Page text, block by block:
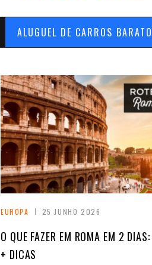
ALUGUEL DE CARROS
EUROPA 25 JUNHO 2026
O QUE FAZER EM ROMA EM 2
+ DICAS